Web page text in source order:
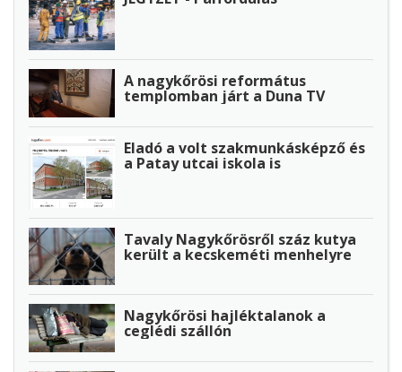
A nagykőrösi református
templomban járt a Duna TV
Eladó a volt szakmunkásképző és
a Patay utcai iskola is
Tavaly Nagykőrösről száz kutya
került a kecskeméti menhelyre
Nagykőrösi hajléktalanok a
ceglédi szállón